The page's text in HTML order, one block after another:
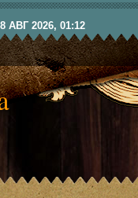
2026, 01:12